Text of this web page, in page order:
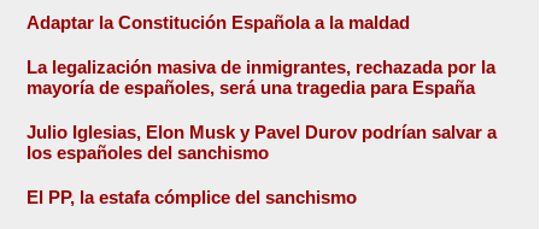
Adaptar la Constitución Española a la maldad
La legalización masiva de inmigrantes, rechazada por la
mayoría de españoles, será una tragedia para España
Julio Iglesias, Elon Musk y Pavel Durov podrían salvar a
los españoles del sanchismo
El PP, la estafa cómplice del sanchismo